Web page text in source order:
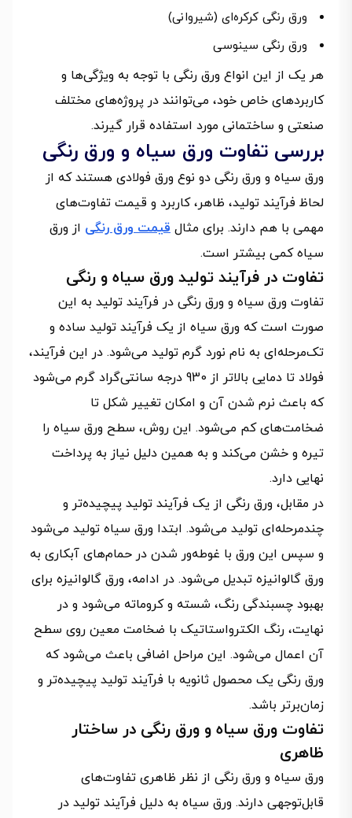
ورق رنگی کرکره‌ای (شیروانی)
ورق رنگی سینوسی
هر یک از این انواع ورق رنگی با توجه به ویژگی‌ها و
کاربردهای خاص خود، می‌توانند در پروژه‌های مختلف
صنعتی و ساختمانی مورد استفاده قرار گیرند.
بررسی تفاوت ورق سیاه و ورق رنگی
ورق سیاه و ورق رنگی دو نوع ورق فولادی هستند که از
لحاظ فرآیند تولید، ظاهر، کاربرد و قیمت تفاوت‌های
مهمی با هم دارند. برای مثال قیمت ورق رنگی از ورق
سیاه کمی بیشتر است.
تفاوت در فرآیند تولید ورق سیاه و رنگی
تفاوت ورق سیاه و ورق رنگی در فرآیند تولید به این
صورت است که ورق سیاه از یک فرآیند تولید ساده و
تک‌مرحله‌ای به نام نورد گرم تولید می‌شود. در این فرآیند،
فولاد تا دمایی بالاتر از 930 درجه سانتی‌گراد گرم می‌شود
که باعث نرم شدن آن و امکان تغییر شکل تا
ضخامت‌های کم می‌شود. این روش، سطح ورق سیاه را
تیره و خشن می‌کند و به همین دلیل نیاز به پرداخت
نهایی دارد.
در مقابل، ورق رنگی از یک فرآیند تولید پیچیده‌تر و
چندمرحله‌ای تولید می‌شود. ابتدا ورق سیاه تولید می‌شود
و سپس این ورق با غوطه‌ور شدن در حمام‌های آبکاری به
ورق گالوانیزه تبدیل می‌شود. در ادامه، ورق گالوانیزه برای
بهبود چسبندگی رنگ، شسته و کروماته می‌شود و در
نهایت، رنگ الکترواستاتیک با ضخامت معین روی سطح
آن اعمال می‌شود. این مراحل اضافی باعث می‌شود که
ورق رنگی یک محصول ثانویه با فرآیند تولید پیچیده‌تر و
زمان‌برتر باشد.
تفاوت ورق سیاه و ورق رنگی در ساختار
ظاهری
ورق سیاه و ورق رنگی از نظر ظاهری تفاوت‌های
قابل‌توجهی دارند. ورق سیاه به دلیل فرآیند تولید در